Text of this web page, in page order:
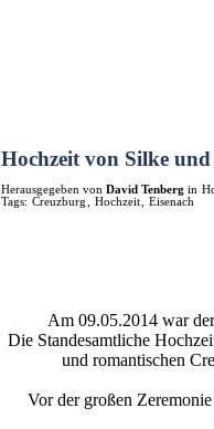
Hochzeit von Silke
Herausgegeben von David Tenberg in
Tags: Creuzburg Hochzeit Eisenach
Am 09.05.2014 war
Die Standesamtliche
und romantischen
Vor der großen